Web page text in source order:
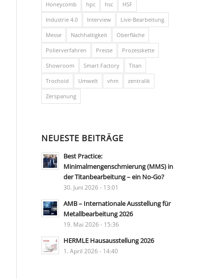
Honeycomb hpc hsc HSF
Industrie 4.0 Interview Live-Bearbeitung
Messe Nachhaltigkeit Oberfläche
Polierverfahren Presse Prozesskette
Showroom Smart Factory Titan
Trochoid Umwelt vhm zentralik
Zerspanung
NEUESTE BEITRÄGE
Best Practice:
Minimalmengenschmierung (MMS) in
der Titanbearbeitung – ein No-Go?
30. Juni 2026 - 13:01
AMB – Internationale Ausstellung für
Metallbearbeitung 2026
19. Mai 2026 - 15:36
HERMLE Hausausstellung 2026
1. April 2026 - 14:40